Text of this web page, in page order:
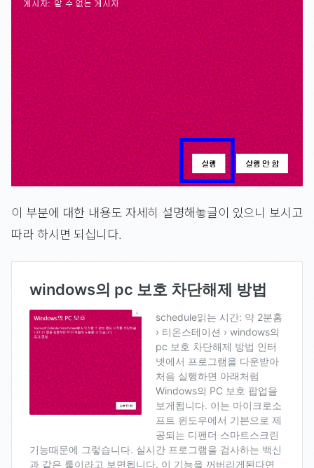
이 부분에 대한 내용도 자세히 설명해놓글이 있으니 보시고
따라 하시면 되십니다.